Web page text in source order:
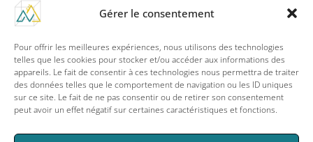
Gérer le consentement
Pour offrir les meilleures expériences, nous utilisons des technologies
telles que les cookies pour stocker et/ou accéder aux informations des
appareils. Le fait de consentir à ces technologies nous permettra de traiter
des données telles que le comportement de navigation ou les ID uniques
sur ce site. Le fait de ne pas consentir ou de retirer son consentement
peut avoir un effet négatif sur certaines caractéristiques et fonctions.
F
a
c
e
b
o
o
-
I
n
s
t
a
g
m
info@m3mouvement.com